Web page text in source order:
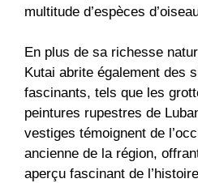
multitude d’espèces
En plus de sa richesse
Kutai abrite également des
fascinants, tels que les
peintures rupestres de
vestiges témoignent de
ancienne de la région,
aperçu fascinant de